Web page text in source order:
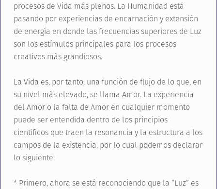
procesos de Vida más plenos. La Humanidad está
pasando por experiencias de encarnación y extensión
de energía en donde las frecuencias superiores de Luz
son los estímulos principales para los procesos
creativos más grandiosos.
La Vida es, por tanto, una función de flujo de lo que, en
su nivel más elevado, se llama Amor. La experiencia
del Amor o la falta de Amor en cualquier momento
puede ser entendida dentro de los principios
científicos que traen la resonancia y la estructura a los
campos de la existencia, por lo cual podemos declarar
lo siguiente:
* Primero, ahora se está reconociendo que la “Luz” es